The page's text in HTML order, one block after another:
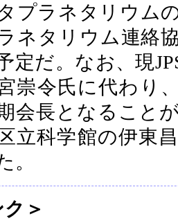
プラネタリウム
ネタリウム連絡
定だ。なお、現
崇令氏に代わり
会長となること
立科学館の伊東
。
＞